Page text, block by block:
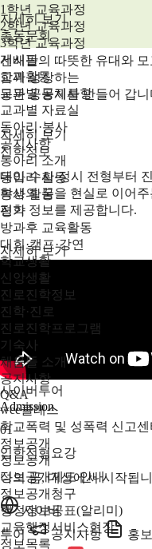
1학년 교육과정
2학년 교육과정
3학년 교육과정
게시판
교과활동
교과별 공지사항
교과별 자료실
동아리·봉사
공지사항
동아리 소개
동아리 활동
봉사 활동
평가
방과후 교육활동
대회·캠프·강연
학교생활
신앙생활
진로진학정보
진학·진로
진로진학프로그램
기숙사
채움뜰 소개
공지사항
Q&A
wee클래스
학교폭력 및 성폭력 신고센
정보공개
정보공개
정보공개제도 안내
정보공개청구
행정정보공표(알리미)
교육행정서비스현장
정보목록
자세히 보기
총동문회
선배들의 따뜻한 유대와
함께 성장하는
동문 공동체를 만들어 갑니
자세히 보기
진학정보
대입 수시·정시 전형부터
학생의 꿈을 현실로 이어주
진학 정보를 제공합니다.
자세히 보기
사이버투어
Admission
01
입학전형요강
나의 꿈, 대성에서 시작됩
사이버
투어
공지사항 홍